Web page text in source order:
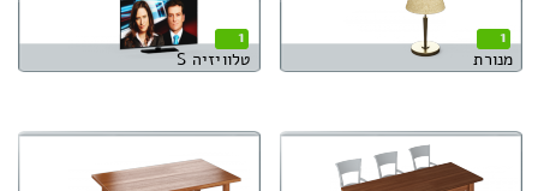
1
מנורת
1
טלוויזיה S